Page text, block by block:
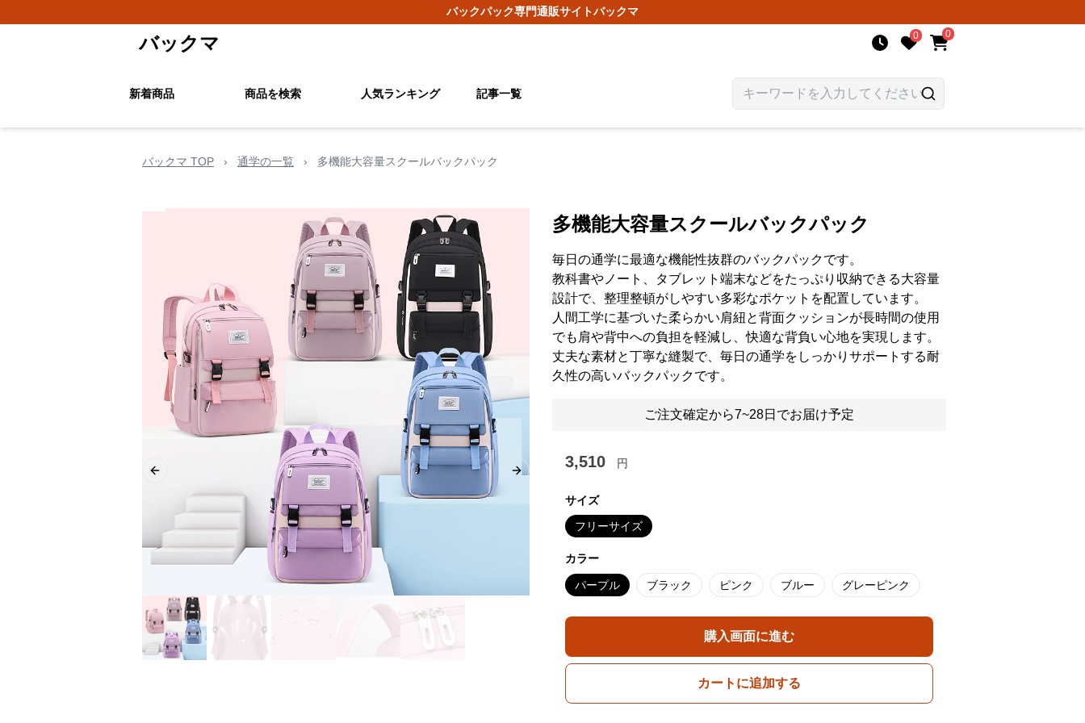
バックパック専門通販サイトバックマ
バックマ 0 0
新着商品 商品を検索 人気ランキング 記事一覧
バックマ TOP › 通学の一覧 › 多機能大容量スクールバックパック
Previous slide Next slide
多機能大容量スクールバックパック
毎日の通学に最適な機能性抜群のバックパックです。
教科書やノート、タブレット端末などをたっぷり収納できる大容量
設計で、整理整頓がしやすい多彩なポケットを配置しています。
人間工学に基づいた柔らかい肩紐と背面クッションが長時間の使用
でも肩や背中への負担を軽減し、快適な背負い心地を実現します。
丈夫な素材と丁寧な縫製で、毎日の通学をしっかりサポートする耐
久性の高いバックパックです。
ご注文確定から7~28日でお届け予定
3,510 円
サイズ
フリーサイズ
カラー
パープル ブラック ピンク ブルー グレーピンク
購入画面に進む
カートに追加する